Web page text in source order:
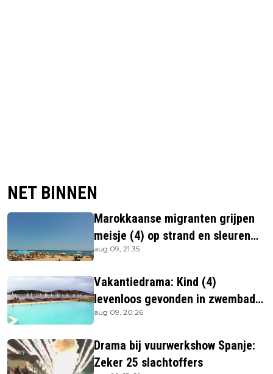
NET BINNEN
Marokkaanse migranten grijpen
meisje (4) op strand en sleuren
haar in zee
aug 09, 21:35
Vakantiedrama: Kind (4)
levenloos gevonden in zwembad
beachbar
aug 09, 20:26
Drama bij vuurwerkshow Spanje:
Zeker 25 slachtoffers